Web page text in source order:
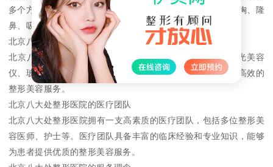
多个方面。医院拥有多位整形美容医师，能够为患者提供丰胸、隆
鼻、吸脂、双眼皮等多种整形美容项目。
北京八大处整形医院的医疗设备
北京八大处整形医院拥有一批国际先进的医疗设备，如激光美容
仪、玻尿酸注射仪等。这些设备能够为患者提供更加安全、高效的
整形美容服务。
北京八大处整形医院的医疗团队
北京八大处整形医院拥有一支高素质的医疗团队，包括多位整形美
容医师、护士等。医疗团队具备丰富的临床经验和专业知识，能够
为患者提供优质的整形美容服务。